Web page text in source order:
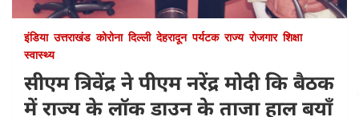
इंडिया उत्तराखंड कोरोना दिल्ली देहरादून पर्यटक राज्य रोजगार शिक्षा
स्वास्थ्य
सीएम त्रिवेंद्र ने पीएम नरेंद्र मोदी कि बैठक
में राज्य के लॉक डाउन के ताजा हाल बयाँ